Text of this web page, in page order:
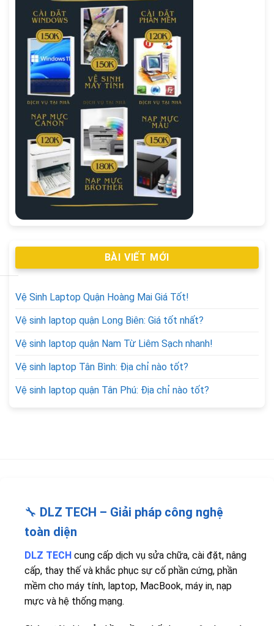
BÀI VIẾT MỚI
Vệ Sinh Laptop Quận Hoàng Mai Giá Tốt!
Vệ sinh laptop quận Long Biên: Giá tốt nhất?
Vệ sinh laptop quận Nam Từ Liêm Sạch nhanh!
Vệ sinh laptop Tân Bình: Địa chỉ nào tốt?
Vệ sinh laptop quận Tân Phú: Địa chỉ nào tốt?
🔧 DLZ TECH – Giải pháp công nghệ
toàn diện
DLZ TECH cung cấp dịch vụ sửa chữa, cài đặt, nâng
cấp, thay thế và khắc phục sự cố phần cứng, phần
mềm cho máy tính, laptop, MacBook, máy in, nạp
mực và hệ thống mạng.